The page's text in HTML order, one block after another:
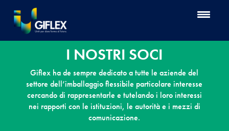
I NOSTRI SOCI
Giflex ha de sempre dedicato a tutte le aziende del
settore dell’imballaggio flessibile particolare interesse
cercando di rappresentarle e tutelando i loro interessi
nei rapporti con le istituzioni, le autorità e i mezzi di
comunicazione.